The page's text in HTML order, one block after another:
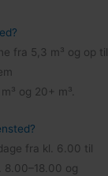
fra 5,3 m³ og op til
og 20+ m³.
fra kl. 6.00 til
8.00–18.00 og